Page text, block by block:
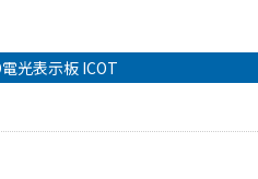
光表示板 ICOT